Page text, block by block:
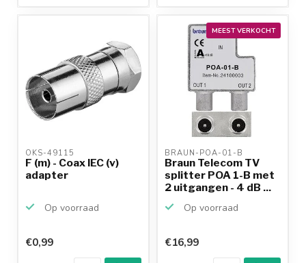
OKS-49115
F (m) - Coax IEC (v)
adapter
Op voorraad
€0,99
MEEST VERKOCHT
BRAUN-POA-01-B
Braun Telecom TV
splitter POA 1-B met
2 uitgangen - 4 dB ...
Op voorraad
€16,99